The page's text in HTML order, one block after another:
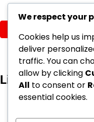
Lingid
Meist
We respect your
Cookies help us
deliver
traffic. You can
allow by clicking
All to consent or
essential cookies.